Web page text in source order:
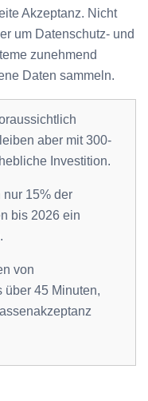
Akzeptanz. Nicht
um Datenschutz- und
zunehmend
Daten sammeln.
aber mit 300-
Investition.
nur 15% der
bis 2026 ein
von
über 45 Minuten,